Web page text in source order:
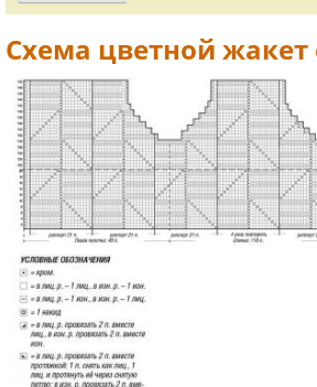
Схема цветной жакет